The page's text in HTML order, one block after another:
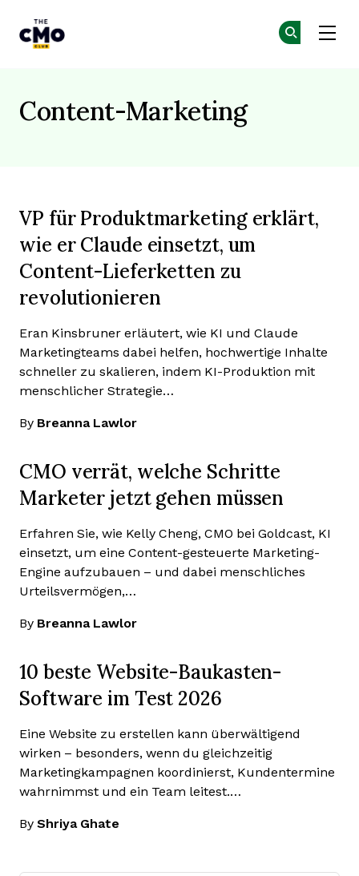
Content-Marketing
VP für Produktmarketing erklärt,
wie er Claude einsetzt, um
Content-Lieferketten zu
revolutionieren
Eran Kinsbruner erläutert, wie KI und Claude
Marketingteams dabei helfen, hochwertige Inhalte
schneller zu skalieren, indem KI-Produktion mit
menschlicher Strategie…
By Breanna Lawlor
CMO verrät, welche Schritte
Marketer jetzt gehen müssen
Erfahren Sie, wie Kelly Cheng, CMO bei Goldcast, KI
einsetzt, um eine Content-gesteuerte Marketing-
Engine aufzubauen – und dabei menschliches
Urteilsvermögen,…
By Breanna Lawlor
10 beste Website-Baukasten-
Software im Test 2026
Eine Website zu erstellen kann überwältigend
wirken – besonders, wenn du gleichzeitig
Marketingkampagnen koordinierst, Kundentermine
wahrnimmst und ein Team leitest.…
By Shriya Ghate